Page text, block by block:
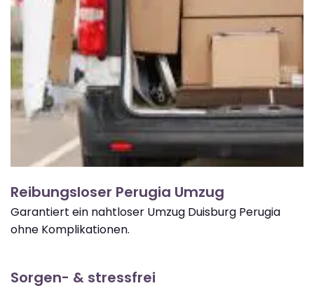
Reibungsloser Perugia Umzug
Garantiert ein nahtloser Umzug Duisburg Perugia
ohne Komplikationen.
Sorgen- & stressfrei